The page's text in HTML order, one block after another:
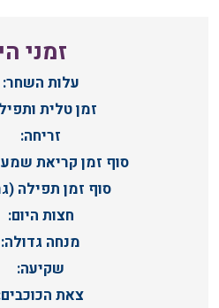
זמני
עלות השחר:
זמן טלית
זריחה:
סוף זמן קריאת
סוף זמן תפילה
חצות היום:
מנחה גדולה:
שקיעה:
צאת